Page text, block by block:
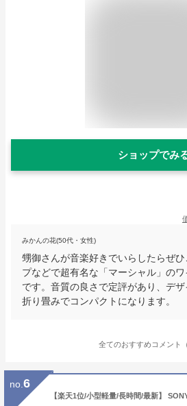
ショップでみ
みかんの花(50代・女性)
甥御さんが音楽好きでいらしたらぜ
プなどで超有名な「マーシャル」の
です。音質の良さで定評があり、デザ
折り畳みでコンパクトになります。
全てのおすすめコメント
no. 6